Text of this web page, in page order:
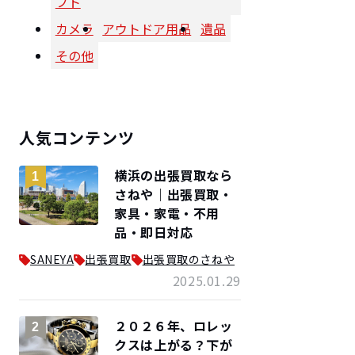
カメラ アウトドア用品 遺品
その他
人気コンテンツ
1
横浜の出張買取なら
さねや｜出張買取・
家具・家電・不用
品・即日対応
SANEYA 出張買取 出張買取のさねや
2025.01.29
2
２０２６年、ロレッ
クスは上がる？下が